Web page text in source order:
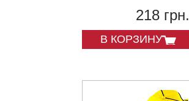
218 грн.
В КОРЗИНУ